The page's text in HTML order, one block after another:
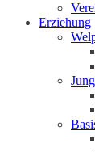
Erziehung